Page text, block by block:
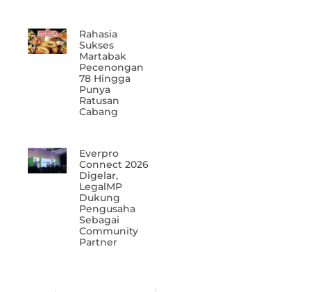
Rahasia
Sukses
Martabak
Pecenongan
78 Hingga
Punya
Ratusan
Cabang
Everpro
Connect 2026
Digelar,
LegalMP
Dukung
Pengusaha
Sebagai
Community
Partner